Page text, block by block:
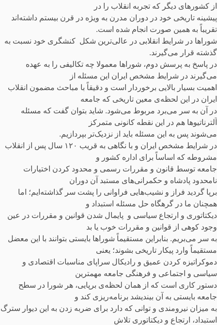
از کشورهای دیگر که تجربه انقلاب را در
پیشینه تاریخی خود در دوران مدرن به ویژه در قرن بیستم داشته‌اند
تقریباً به همین صورت انجام شده است.
شوراها در شرایط انقلابی در عالی‌ترین شکل کنشگری خود نسبت به
گذشته قرار می‌گیرند.
در پاسخ به پرسش دوم، شوراها معمولا چه تکالیفی را به عهده
می‌گیرند در شرایط مشخص ایران این مسئله از
اهمیت بسیار بالایی برخوردار است و دقیقاً با مباحث مضمون انقلاب
ایران در این لحظه‌ی معین تاریخی که جامعه
در آن به سر می‌برد مربوط می‌شود. شاید بتوان گفت که مسئله
آلترناتیوها هم در این نقطه کانونی متمرکز
می‌شوند پس به این مسئله باید از نزدیک‌تر بپردازیم.
در شرایط مشخص ایران و با نگاهی به قریب ۱۲۰ سال پس از انقلاب
مشروطه که اساساً برای اداره کشور و
جامعه توسط قانون و مقررات رسمی و محدود کردن اختیارات
نامحدود پادشاه و حکمرانی‌های مستبد آن دوران
برپا گردید فراز و نشیب‌هایی فراوانی را پشت سر گذاشته‌ایم؛ اما
همچنان ما در گرهگاه حل مسئله استبداد و
دیکتاتوری و ارتجاع سیاسی و پایمال شدن قوانین و مقررات در عین
وجود کوهی از قوانین و مقررات خوب یا بد
به سر می‌بریم. بنابراین مستقیماً شوراها بایستی بتوانند با این معضل
مستقیماً وارد پیکار تاریخی بشوند؛ یعنی
دموکراتیزه کردن عمیق و رادیکال سراپای مناسبات اقتصادی و
سیاسی و اجتماعی و فرهنگی جامعه مهمترین
دستور کاری است که از همان لحظه‌ی برپایی، هر شورا در سطح
جامعه بایستی به آن بیندیشد برنامه‌ریزی کند و
به میزان نیرومندی و توانی که دارد برای ضربه زدن به این دیوار سترگ
استبداد، ارتجاع و دیکتاتوری تلاش